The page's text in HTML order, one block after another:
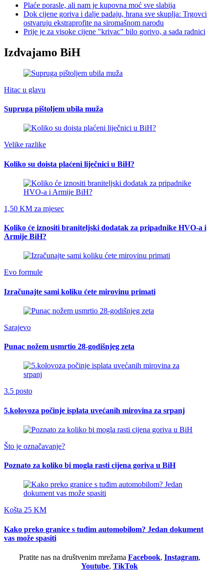
Plaće porasle, ali nam je kupovna moć sve slabija
Dok cijene goriva i dalje padaju, hrana sve skuplja: Trgovci
ostvaruju ekstraprofite na siromašnom narodu
Prije je za visoke cijene "krivac" bilo gorivo, a sada radnici
Izdvajamo BiH
Hitac u glavu
Supruga pištoljem ubila muža
Velike razlike
Koliko su doista plaćeni liječnici u BiH?
1,50 KM za mjesec
Koliko će iznositi braniteljski dodatak za pripadnike HVO-a i
Armije BiH?
Evo formule
Izračunajte sami koliku ćete mirovinu primati
Sarajevo
Punac nožem usmrtio 28-godišnjeg zeta
3.5 posto
5.kolovoza počinje isplata uvećanih mirovina za srpanj
Što je označavanje?
Poznato za koliko bi mogla rasti cijena goriva u BiH
Košta 25 KM
Kako preko granice s tuđim automobilom? Jedan dokument
vas može spasiti
Pratite nas na društvenim mrežama Facebook, Instagram,
Youtube, TikTok